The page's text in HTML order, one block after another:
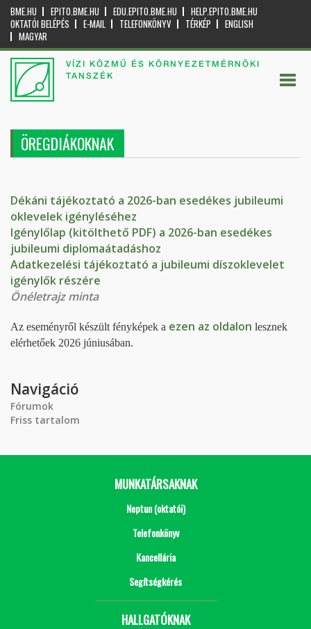
BME.HU EPITO.BME.HU EDU.EPITO.BME.HU
HELP.EPITO.BME.HU
OKTATÓI BELÉPÉS
E-MAIL TELEFONKÖNYV TÉRKÉP
ENGLISH
MAGYAR
VÍZI KÖZMŰ ÉS KÖRNYEZETMÉRNÖKI
TANSZÉK
ÖREGDIÁKOKNAK
Dékáni tájékoztató a 2026-ban esedékes jubileumi
oklevelek igényléséhez
Igénylőlap (kitölthető PDF) a 2026-ban esedékes
jubileumi diplomaátadáshoz
Adatkezelési tájékoztató a jubileumi díszoklevelet
igénylők részére
Önéletrajz minta
Az eseményről készült fényképek a ezen az oldalon lesznek
elérhetőek 2026 júniusában.
Navigáció
Fórumok
Friss tartalom
MUNKATÁRSAKNAK
Neptun (oktatói)
Telefonkönyv
Kancellária
Segítségkérés
HALLGATÓKNAK